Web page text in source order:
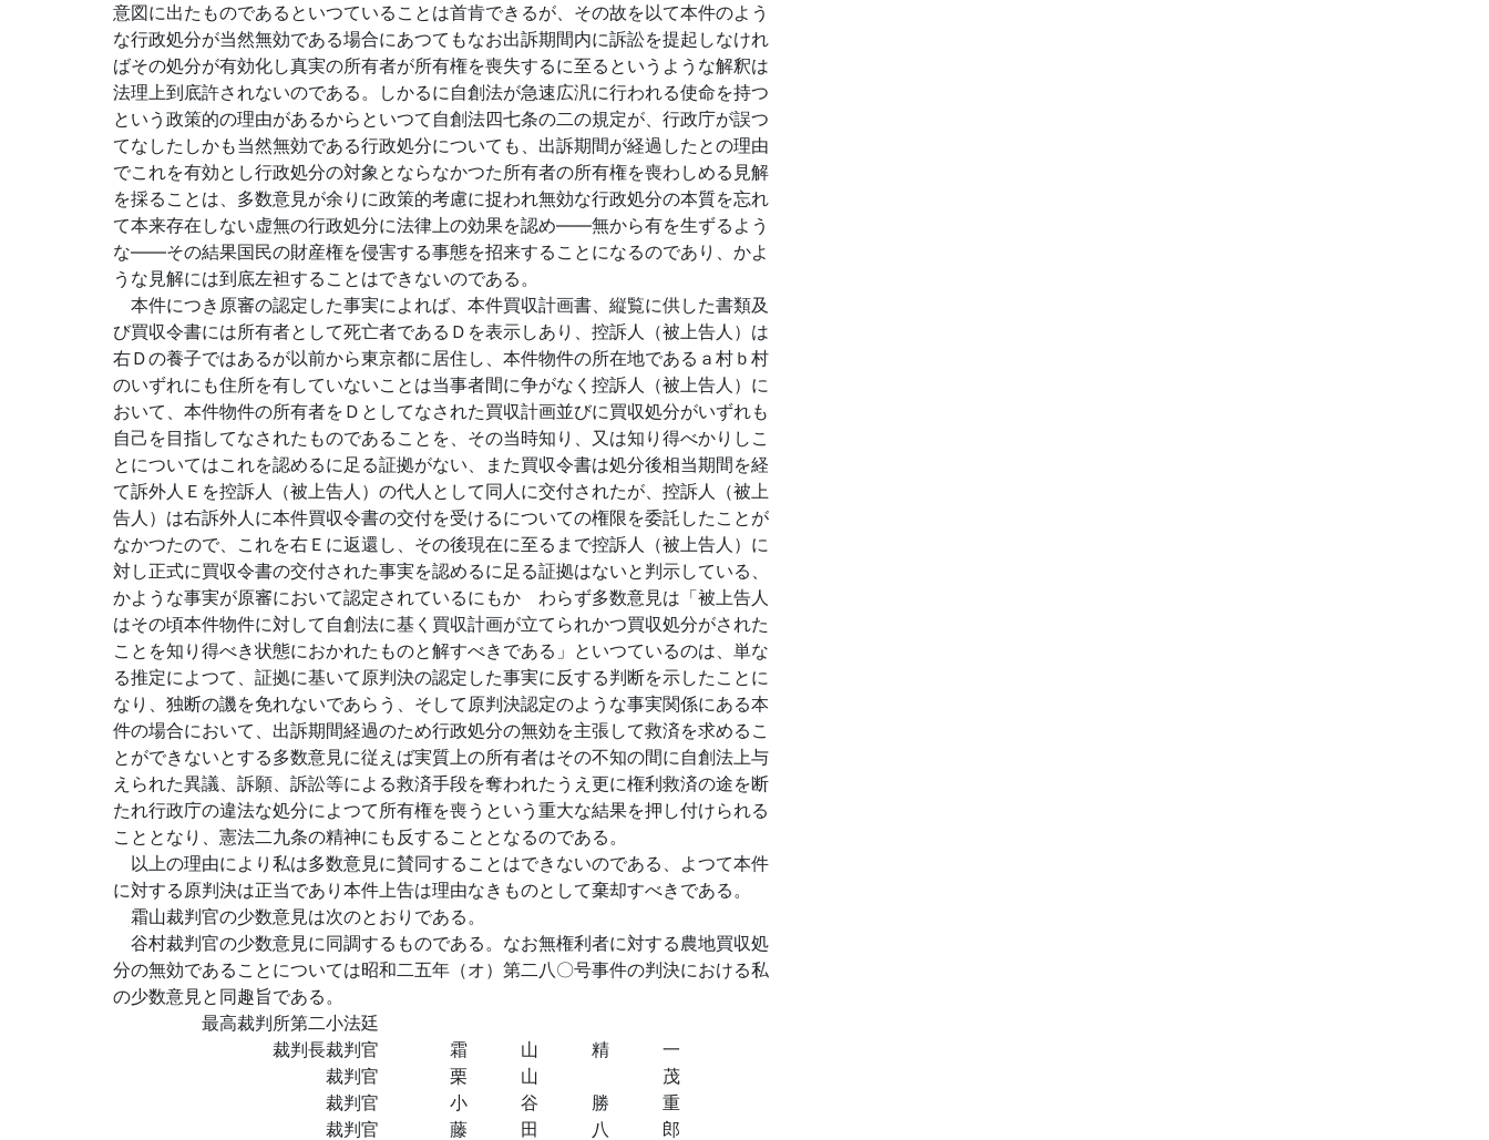
意図に出たものであるといつていることは首肯できるが、その故を以て本件のよう
な行政処分が当然無効である場合にあつてもなお出訴期間内に訴訟を提起しなけれ
ばその処分が有効化し真実の所有者が所有権を喪失するに至るというような解釈は
法理上到底許されないのである。しかるに自創法が急速広汎に行われる使命を持つ
という政策的の理由があるからといつて自創法四七条の二の規定が、行政庁が誤つ
てなしたしかも当然無効である行政処分についても、出訴期間が経過したとの理由
でこれを有効とし行政処分の対象とならなかつた所有者の所有権を喪わしめる見解
を採ることは、多数意見が余りに政策的考慮に捉われ無効な行政処分の本質を忘れ
て本来存在しない虚無の行政処分に法律上の効果を認め――無から有を生ずるよう
な――その結果国民の財産権を侵害する事態を招来することになるのであり、かよ
うな見解には到底左袒することはできないのである。
本件につき原審の認定した事実によれば、本件買収計画書、縦覧に供した書類及
び買収令書には所有者として死亡者であるＤを表示しあり、控訴人（被上告人）は
右Ｄの養子ではあるが以前から東京都に居住し、本件物件の所在地であるａ村ｂ村
のいずれにも住所を有していないことは当事者間に争がなく控訴人（被上告人）に
おいて、本件物件の所有者をＤとしてなされた買収計画並びに買収処分がいずれも
自己を目指してなされたものであることを、その当時知り、又は知り得べかりしこ
とについてはこれを認めるに足る証拠がない、また買収令書は処分後相当期間を経
て訴外人Ｅを控訴人（被上告人）の代人として同人に交付されたが、控訴人（被上
告人）は右訴外人に本件買収令書の交付を受けるについての権限を委託したことが
なかつたので、これを右Ｅに返還し、その後現在に至るまで控訴人（被上告人）に
対し正式に買収令書の交付された事実を認めるに足る証拠はないと判示している、
かような事実が原審において認定されているにもかゝわらず多数意見は「被上告人
はその頃本件物件に対して自創法に基く買収計画が立てられかつ買収処分がされた
ことを知り得べき状態におかれたものと解すべきである」といつているのは、単な
る推定によつて、証拠に基いて原判決の認定した事実に反する判断を示したことに
なり、独断の譏を免れないであらう、そして原判決認定のような事実関係にある本
件の場合において、出訴期間経過のため行政処分の無効を主張して救済を求めるこ
とができないとする多数意見に従えば実質上の所有者はその不知の間に自創法上与
えられた異議、訴願、訴訟等による救済手段を奪われたうえ更に権利救済の途を断
たれ行政庁の違法な処分によつて所有権を喪うという重大な結果を押し付けられる
こととなり、憲法二九条の精神にも反することとなるのである。
以上の理由により私は多数意見に賛同することはできないのである、よつて本件
に対する原判決は正当であり本件上告は理由なきものとして棄却すべきである。
霜山裁判官の少数意見は次のとおりである。
谷村裁判官の少数意見に同調するものである。なお無権利者に対する農地買収処
分の無効であることについては昭和二五年（オ）第二八〇号事件の判決における私
の少数意見と同趣旨である。
最高裁判所第二小法廷
裁判長裁判官 霜 山 精 一
裁判官 栗 山 茂
裁判官 小 谷 勝 重
裁判官 藤 田 八 郎